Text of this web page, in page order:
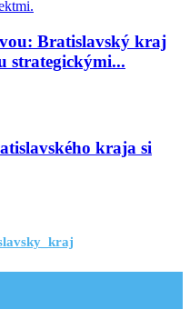
Bratislavský kraj
strategickými...
kraja si